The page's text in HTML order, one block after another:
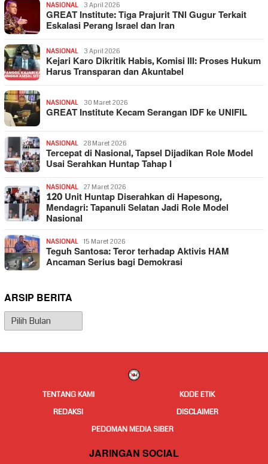
NASIONAL 3 April 2026
GREAT Institute: Tiga Prajurit TNI Gugur Terkait
Eskalasi Perang Israel dan Iran
NASIONAL 3 April 2026
Kejari Karo Dikritik Habis, Komisi III: Proses Hukum
Harus Transparan dan Akuntabel
NASIONAL 30 Maret 2026
GREAT Institute Kecam Serangan IDF ke UNIFIL
NASIONAL 28 Maret 2026
Tercepat di Nasional, Tapsel Dijadikan Role Model
Usai Serahkan Huntap Tahap I
NASIONAL 27 Maret 2026
120 Unit Huntap Diserahkan di Hapesong,
Mendagri: Tapanuli Selatan Jadi Role Model
Nasional
NASIONAL 15 Maret 2026
Teguh Santosa: Teror terhadap Aktivis HAM
Ancaman Serius bagi Demokrasi
ARSIP BERITA
Arsip
Berita
TENTANG KAMI
KODE ETIK
REDAKSI
DISCLAIMER
PEDOMAN MEDIA SIBER
JARINGAN SOCIAL